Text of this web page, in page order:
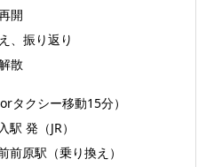
開
、振り返り
散
タクシー移動15分）
駅 発（JR）
前原駅（乗り換え）